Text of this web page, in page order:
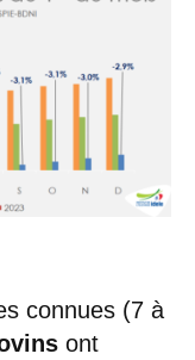
connues (7 à
ont